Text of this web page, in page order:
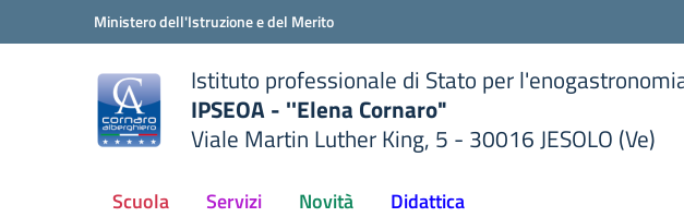
Vai ai contenuti
Vai al menu di navigazioneMinistero dell'Istruzione e del Merito
Istituto professionale di Stato per
IPSEOA - ''Elena Cornaro"
Viale Martin Luther King, 5 - 30016 JESOLO (Ve)
Scuola Servizi Novità Didattica